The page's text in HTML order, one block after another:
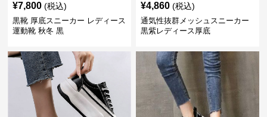
¥7,800 (税込)
黒靴 厚底スニーカー レディース
運動靴 秋冬 黒
¥4,860 (税込)
通気性抜群メッシュスニーカー
黒紫レディース厚底